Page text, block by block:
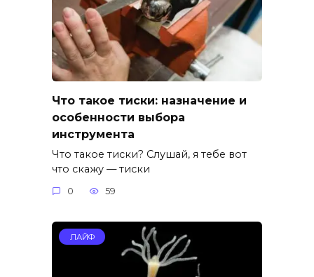
Что такое тиски: назначение и
особенности выбора
инструмента
Что такое тиски? Слушай, я тебе вот
что скажу — тиски
0 59
ЛАЙФ